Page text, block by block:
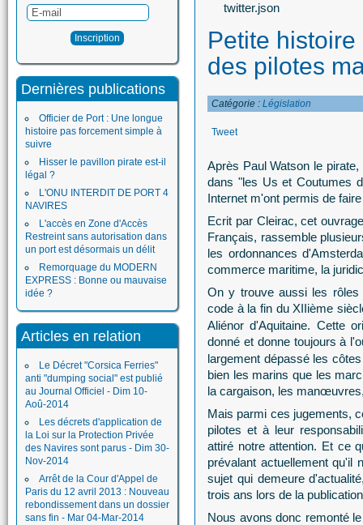
Dernières publications
Officier de Port : Une longue
histoire pas forcement simple à
suivre
Hisser le pavillon pirate est-il
légal ?
L'ONU INTERDIT DE PORT 4
NAVIRES
L'accès en Zone d'Accès
Restreint sans autorisation dans
un port est désormais un délit
Remorquage du MODERN
EXPRESS : Bonne ou mauvaise
idée ?
Articles en relation
Le Décret "Corsica Ferries"
anti "dumping social" est publié
au Journal Officiel - Dim 10-
Aoû-2014
Les décrets d'application de
la Loi sur la Protection Privée
des Navires sont parus - Dim 30-
Nov-2014
Arrêt de la Cour d'Appel de
Paris du 12 avril 2013 : Nouveau
rebondissement dans un dossier
sans fin - Mar 04-Mar-2014
twitter.json
Petite
des pilotes
Catégorie : Législation
Tweet
Après Paul Watson le
dans "les Us et Coutumes
Internet m'ont permis de
Ecrit par Cleirac, cet
Français, rassemble
les ordonnances
commerce maritime, la
On y trouve aussi les rôles
code à la fin du XIIième
Aliénor d'Aquitaine. Cette
donné et donne toujours à
largement dépassé les
bien les marins que les
la cargaison, les
Mais parmi ces jugements,
pilotes et à leur
attiré notre attention. Et ce
prévalant actuellement qu'il
sujet qui demeure
trois ans lors de la
Nous avons donc remonté